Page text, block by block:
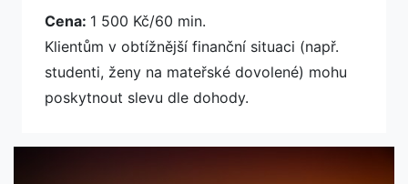
Cena: 1 500 Kč/60 min.
Klientům v obtížnější finanční situaci (např.
studenti, ženy na mateřské dovolené) mohu
poskytnout slevu dle dohody.